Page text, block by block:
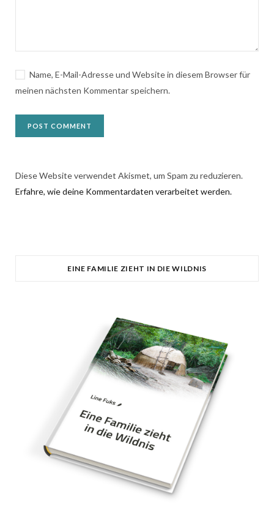
Name, E-Mail-Adresse und Website in diesem Browser für
meinen nächsten Kommentar speichern.
Diese Website verwendet Akismet, um Spam zu reduzieren.
Erfahre, wie deine Kommentardaten verarbeitet werden.
EINE FAMILIE ZIEHT IN DIE WILDNIS